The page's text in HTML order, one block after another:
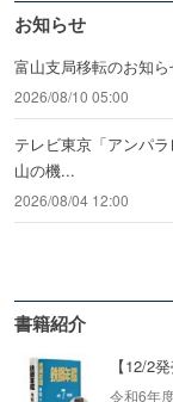
お知らせ
富山支局移転のお知
2026/08/10 05:00
テレビ東京「アンパ
山の機...
2026/08/04 12:00
書籍紹介
【12/2
令和6年